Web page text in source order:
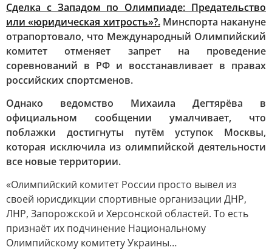
Сделка с Западом по Олимпиаде: Предательство
или «юридическая хитрость»?. Минспорта накануне
отрапортовало, что Международный Олимпийский
комитет отменяет запрет на проведение
соревнований в РФ и восстанавливает в правах
российских спортсменов.
Однако ведомство Михаила Дегтярёва в
официальном сообщении умалчивает, что
поблажки достигнуты путём уступок Москвы,
которая исключила из олимпийской деятельности
все новые территории.
«Олимпийский комитет России просто вывел из
своей юрисдикции спортивные организации ДНР,
ЛНР, Запорожской и Херсонской областей. То есть
признаёт их подчинение Национальному
Олимпийскому комитету Украины…